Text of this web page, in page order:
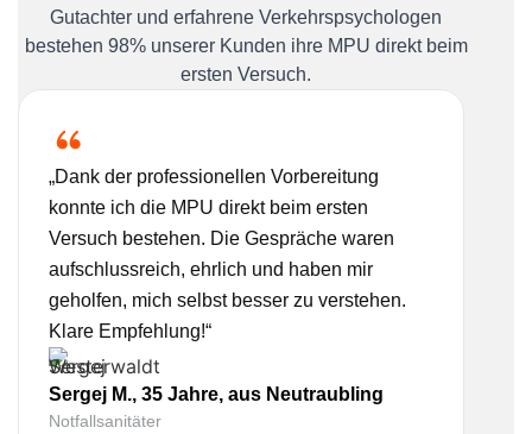
Gutachter und erfahrene Verkehrspsychologen
bestehen 98% unserer Kunden ihre MPU direkt beim
ersten Versuch.
„Dank der professionellen Vorbereitung
konnte ich die MPU direkt beim ersten
Versuch bestehen. Die Gespräche waren
aufschlussreich, ehrlich und haben mir
geholfen, mich selbst besser zu verstehen.
Klare Empfehlung!“
Sergej M., 35 Jahre, aus Neutraubling
Notfallsanitäter